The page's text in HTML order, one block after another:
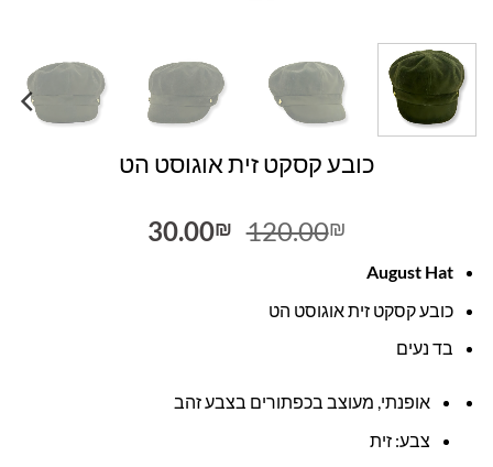
כובע קסקט זית אוגוסט הט
120.00₪
המחיר
30.00₪
המחיר
August Hat
כובע קסקט זית אוגוסט הט
בד נעים
אופנתי, מעוצב בכפתורים בצבע זהב
צבע: זית